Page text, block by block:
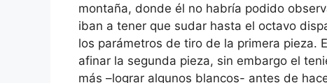
montaña, donde él no habría podido
iban a tener que sudar hasta el octavo
los parámetros de tiro de la primera pieza.
afinar la segunda pieza, sin embargo el
más –lograr algunos blancos- antes de